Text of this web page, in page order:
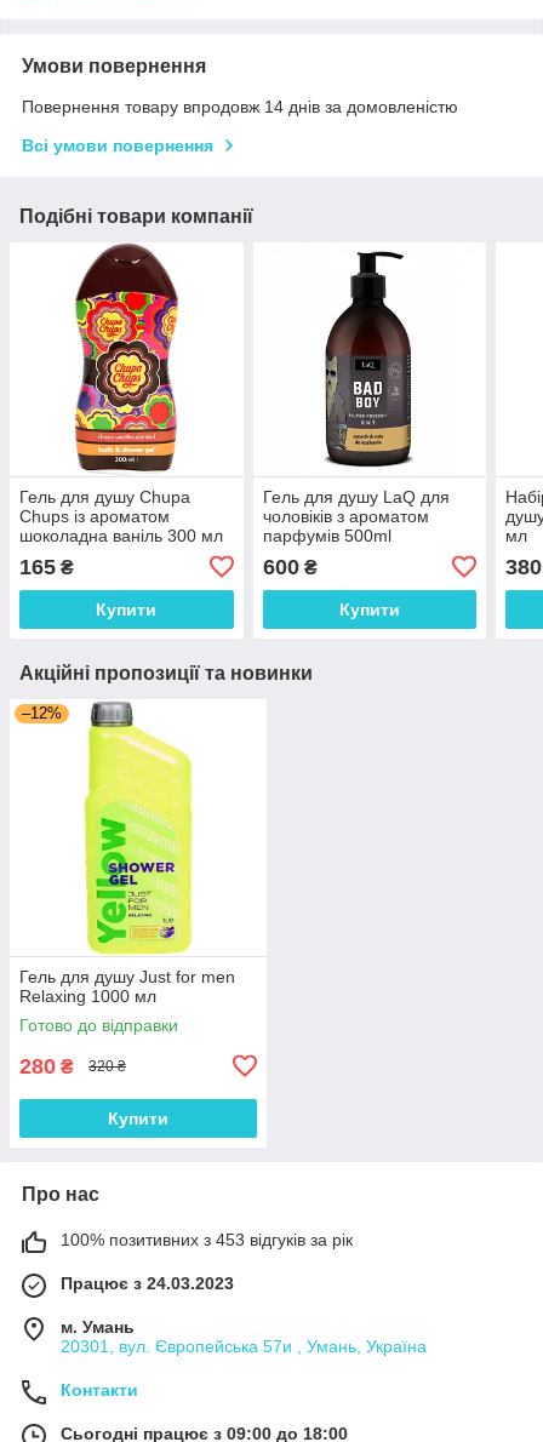
Умови повернення
Повернення товару впродовж 14 днів за домовленістю
Всі умови повернення
Подібні товари компанії
Гель для душу Chupa
Chups із ароматом
шоколадна ваніль 300 мл
165 ₴
Купити
Гель для душу LaQ для
чоловіків з ароматом
парфумів 500ml
600₴
Купити
мл
380
Акційні пропозиції та новинки
–12%
Гель для душу Just for men
Relaxing 1000 мл
Готово до відправки
280 ₴ 320 ₴
Купити
Про нас
100% позитивних з 453 відгуків за рік
Працює з 24.03.2023
м. Умань
20301, вул. Європейська 57и , Умань, Україна
Контакти
Сьогодні працює з 09:00 до 18:00